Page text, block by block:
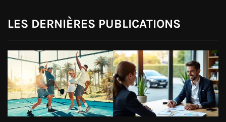
LES DERNIÈRES PUBLICATIONS